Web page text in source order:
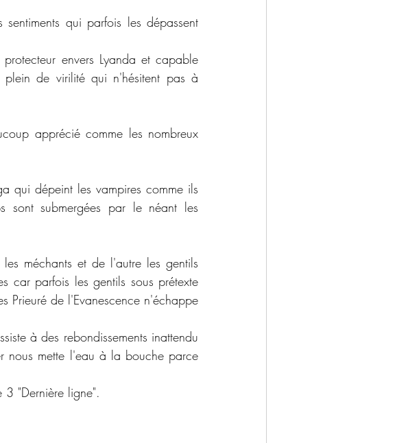
qui parfois les dépassent
envers Lyanda et capable
plein de virilité qui n'hésitent pas à
apprécié comme les nombreux
qui dépeint les vampires comme ils
sont submergées par le néant les
méchants et de l'autre les gentils
car parfois les gentils sous prétexte
Prieuré de l'Evanescence n'échappe
à des rebondissements inattendu
nous mette l'eau à la bouche parce
"Dernière ligne".